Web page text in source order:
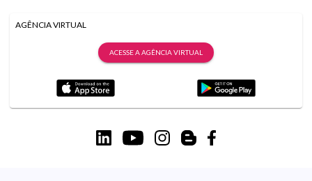
AGÊNCIA VIRTUAL
ACESSE A AGÊNCIA VIRTUAL